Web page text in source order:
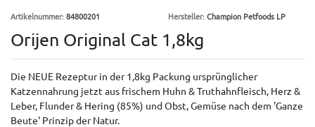
Artikelnummer:84800201 Hersteller:Champion Petfoods LP
Orijen Original Cat 1,8kg
Die NEUE Rezeptur in der 1,8kg Packung ursprünglicher
Katzennahrung jetzt aus frischem Huhn & Truthahnfleisch, Herz &
Leber, Flunder & Hering (85%) und Obst, Gemüse nach dem 'Ganze
Beute' Prinzip der Natur.